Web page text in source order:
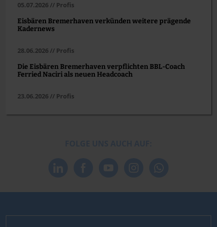
05.07.2026 // Profis
Eisbären Bremerhaven verkünden weitere prägende
Kadernews
28.06.2026 // Profis
Die Eisbären Bremerhaven verpflichten BBL-Coach
Ferried Naciri als neuen Headcoach
23.06.2026 // Profis